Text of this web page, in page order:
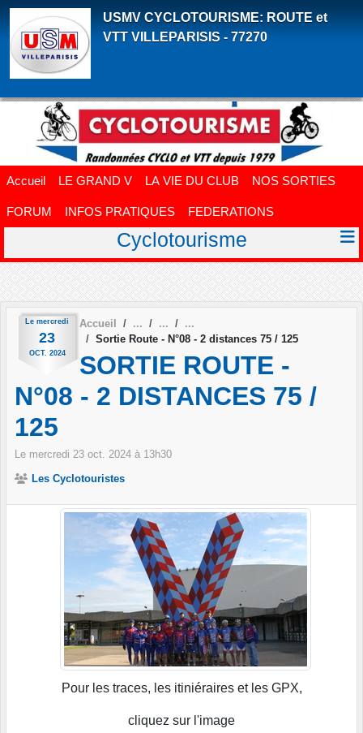
USMV CYCLOTOURISME: ROUTE et
VTT VILLEPARISIS - 77270
Accueil LE GRAND V LA VIE DU CLUB NOS SORTIES
FORUM INFOS PRATIQUES FEDERATIONS
Cyclotourisme
Le mercredi
23
OCT. 2024
Accueil
Sortie Route - N°08 - 2 distances 75 / 125
SORTIE ROUTE -
N°08 - 2 DISTANCES 75 /
125
Le mercredi 23 oct. 2024 à 13h30
Les Cyclotouristes
Pour les traces, les itiniéraires et les GPX,
cliquez sur l'image
Panneau de gestion des cookies